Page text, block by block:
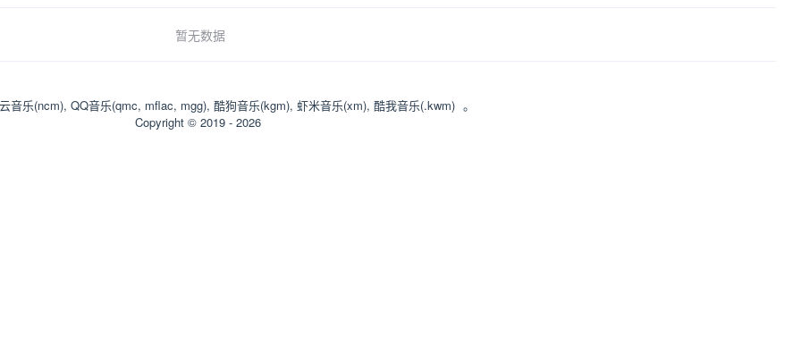
暂无数据
音乐(ncm), QQ音乐(qmc, mflac, mgg), 酷狗音乐(kgm), 虾米音乐(xm), 酷我音乐(.kwm) 。
Copyright © 2019 - 2026